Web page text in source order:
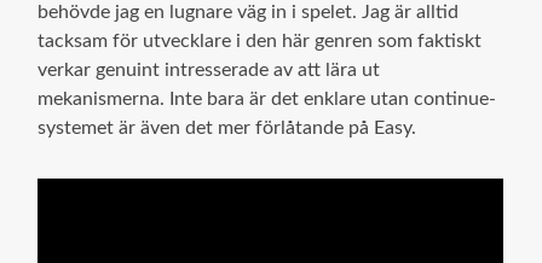
behövde jag en lugnare väg in i spelet. Jag är alltid
tacksam för utvecklare i den här genren som faktiskt
verkar genuint intresserade av att lära ut
mekanismerna. Inte bara är det enklare utan continue-
systemet är även det mer förlåtande på Easy.